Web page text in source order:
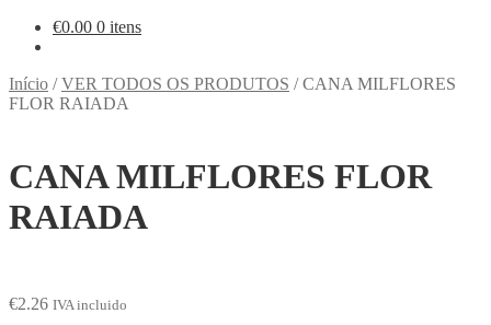
€0.00 0 itens
Início /VER TODOS OS PRODUTOS /CANA MILFLORES
FLOR RAIADA
CANA MILFLORES FLOR
RAIADA
€2.26 IVA incluido